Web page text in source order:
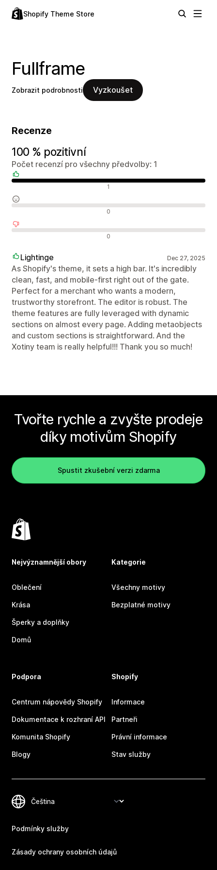
Shopify Theme Store
Fullframe
Zobrazit podrobnosti Vyzkoušet
Recenze
100 % pozitivní
Počet recenzí pro všechny předvolby: 1
1
0
0
Lightinge Dec 27, 2025
As Shopify's theme, it sets a high bar. It's incredibly
clean, fast, and mobile-first right out of the gate.
Perfect for a merchant who wants a modern,
trustworthy storefront. The editor is robust. The
theme features are fully leveraged with dynamic
sections on almost every page. Adding metaobjects
and custom sections is straightforward. And the
Xotiny team is really helpful!!! Thank you so much!
Tvořte rychle a zvyšte prodeje
díky motivům Shopify
Spustit zkušební verzi zdarma
Nejvýznamnější obory
Oblečení
Krása
Šperky a doplňky
Domů
Kategorie
Všechny motivy
Bezplatné motivy
Podpora
Centrum nápovědy Shopify
Dokumentace k rozhraní API
Komunita Shopify
Blogy
Shopify
Informace
Partneři
Právní informace
Stav služby
Podmínky služby
Zásady ochrany osobních údajů